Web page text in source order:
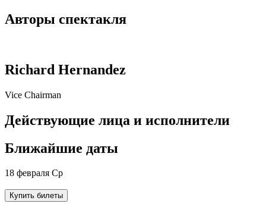
Авторы спектакля
Richard Hernandez
Vice Chairman
Действующие лица и исполнители
Ближайшие даты
18 февраля Ср
Купить билеты